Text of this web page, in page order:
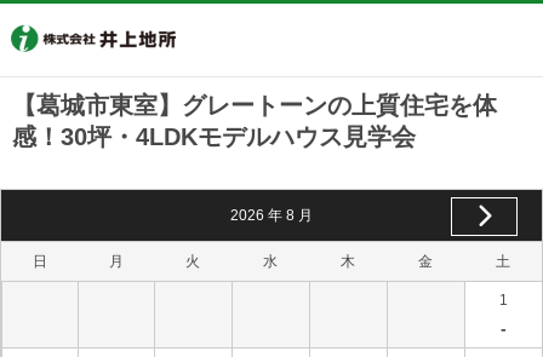
【葛城市東室】グレートーンの上質住宅を体
感！30坪・4LDKモデルハウス見学会
2026 年 8 月
日 月 火 水 木 金 土
1
-